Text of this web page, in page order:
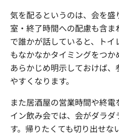
気を配るというのは、会を
室・終了時間への配慮も含
で誰かが話していると、ト
もなかなかタイミングをつ
あらかじめ明示しておけば
やすくなります。
また居酒屋の営業時間や終
イン飲み会では、会がダラ
す。帰りたくても切り出せな